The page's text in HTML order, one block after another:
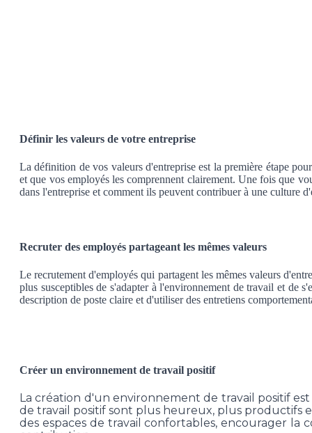
Définir les valeurs de votre entreprise
La définition de vos valeurs d'entreprise est la première étape
et que vos employés les comprennent clairement. Une fois que
dans l'entreprise et comment ils peuvent contribuer à une culture
Recruter des employés partageant les mêmes valeurs
Le recrutement d'employés qui partagent les mêmes valeurs
plus susceptibles de s'adapter à l'environnement de travail et de
description de poste claire et d'utiliser des entretiens
Créer un environnement de travail positif
La création d'un environnement de travail positif
de travail positif sont plus heureux, plus productifs
des espaces de travail confortables, encourager